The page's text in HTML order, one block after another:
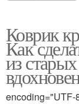
Коврик
Как
из
encoding="UTF-